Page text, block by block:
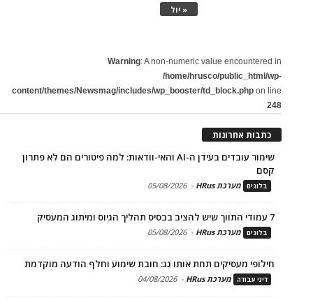
« יול
Warning: A non-numeric value encountered in
/home/hrusco/public_html/wp-
content/themes/Newsmag/includes/wp_booster/td_block.php on line
248
כתבות אחרונות
שימור עובדים בעידן ה-AI והאי-וודאות: למה פיטורים הם לא פתרון
קסם
בלוגים מערכת HRus -
05/08/2026
7 עמודי התווך שיש להציב בבסיס תהליך הגיוס ומיתוג המעסיק
בלוגים מערכת HRus -
05/08/2026
חילופי מעסיקים תחת אותו גג: חובת שימוע וחלף הודעה מוקדמת
דיני עבודה מערכת HRus -
04/08/2026